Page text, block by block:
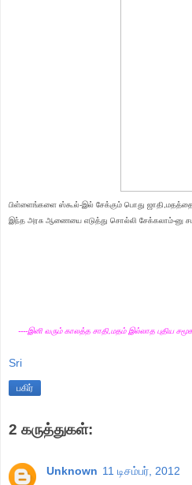
பிள்ளைங்களை ஸ்கூல்-இல் சேக்கும் பொது ஜாதி,மதத்தை
இந்த அரசு ஆணையை எடுத்து சொல்லி சேக்கலாம்-னு
----இனி வரும் காலத்த சாதி,மதம் இல்லாத புதிய
Sri
பகிர்
2 கருத்துகள்:
Unknown 11 டிசம்பர், 2012